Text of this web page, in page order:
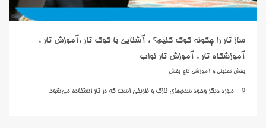
ساز تار را چگونه کوک کنیم؟ ، آشنایی با کوک تار ،آموزش تار ،
آموزشگاه تار ، آموزش تار نواب
بخش تحلیلی و آموزشی تاج بخش
2 – مورد ديگر وجود سيم‌هاي نازک و ظريفي است که در تار استفاده مي‌شود.